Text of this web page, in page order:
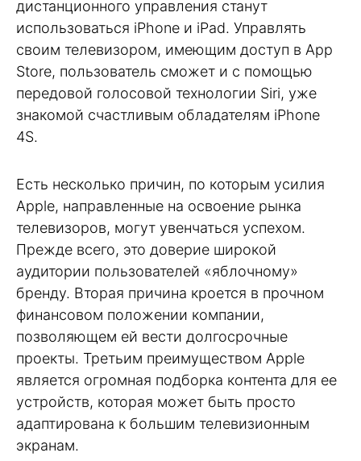
дистанционного управления станут
использоваться iPhone и iPad. Управлять
своим телевизором, имеющим доступ в App
Store, пользователь сможет и с помощью
передовой голосовой технологии Siri, уже
знакомой счастливым обладателям iPhone
4S.
Есть несколько причин, по которым усилия
Apple, направленные на освоение рынка
телевизоров, могут увенчаться успехом.
Прежде всего, это доверие широкой
аудитории пользователей «яблочному»
бренду. Вторая причина кроется в прочном
финансовом положении компании,
позволяющем ей вести долгосрочные
проекты. Третьим преимуществом Apple
является огромная подборка контента для ее
устройств, которая может быть просто
адаптирована к большим телевизионным
экранам.